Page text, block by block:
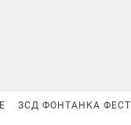
ЗСД ФОНТАНКА ФЕСТ